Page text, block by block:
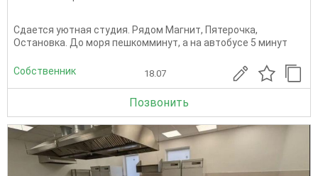
Сдается уютная студия. Рядом Магнит, Пятерочка,
Остановка. До моря пешкомминут, а на автобусе 5 минут
Собственник 18.07
Позвонить